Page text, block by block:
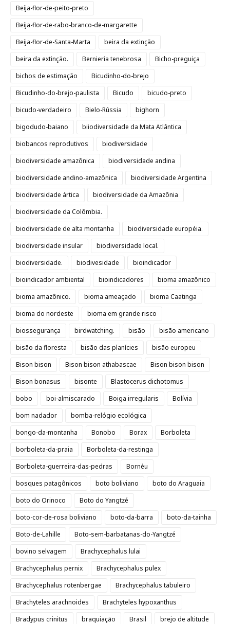
Beija-flor-de-peito-preto
Beija-flor-de-rabo-branco-de-margarette
Beija-flor-de-Santa-Marta
beira da extinção
beira da extinção.
Bernieria tenebrosa
Bicho-preguiça
bichos de estimação
Bicudinho-do-brejo
Bicudinho-do-brejo-paulista
Bicudo
bicudo-preto
bicudo-verdadeiro
Bielo-Rússia
bighorn
bigodudo-baiano
biiodiversidade da Mata Atlântica
biobancos reprodutivos
biodiversidade
biodiversidade amazônica
biodiversidade andina
biodiversidade andino-amazônica
biodiversidade Argentina
biodiversidade ártica
biodiversidade da Amazônia
biodiversidade da Colômbia.
biodiversidade de alta montanha
biodiversidade européia.
biodiversidade insular
biodiversidade local.
biodiversidade.
biodivesidade
bioindicador
bioindicador ambiental
bioindicadores
bioma amazônico
bioma amazônico.
bioma ameaçado
bioma Caatinga
bioma do nordeste
bioma em grande risco
biossegurança
birdwatching. bisão
bisão americano
bisão da floresta
bisão das planícies
bisão europeu
Bison bison
Bison bison athabascae
Bison bison bison
Bison bonasus
bisonte
Blastocerus dichotomus
bobo
boi-almiscarado Boiga irregularis
Bolívia
bom nadador
bomba-relógio ecológica
bongo-da-montanha
Bonobo Borax
Borboleta
borboleta-da-praia
Borboleta-da-restinga
Borboleta-guerreira-das-pedras
Bornéu
bosques patagônicos
boto boliviano
boto do Araguaia
boto do Orinoco
Boto do Yangtzé
boto-cor-de-rosa boliviano
boto-da-barra
boto-da-tainha
Boto-de-Lahille
Boto-sem-barbatanas-do-Yangtzé
bovino selvagem
Brachycephalus lulai
Brachycephalus pernix
Brachycephalus pulex
Brachycephalus rotenbergae
Brachycephalus tabuleiro
Brachyteles arachnoides
Brachyteles hypoxanthus
Bradypus crinitus
braquiação Brasil
brejo de altitude